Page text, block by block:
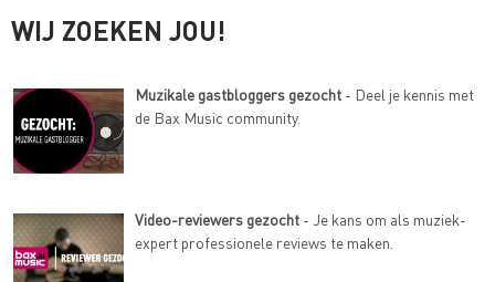
WIJ ZOEKEN JOU!
Muzikale gastbloggers gezocht - Deel je kennis met
de Bax Music community.
Video-reviewers gezocht - Je kans om als muziek-
expert professionele reviews te maken.